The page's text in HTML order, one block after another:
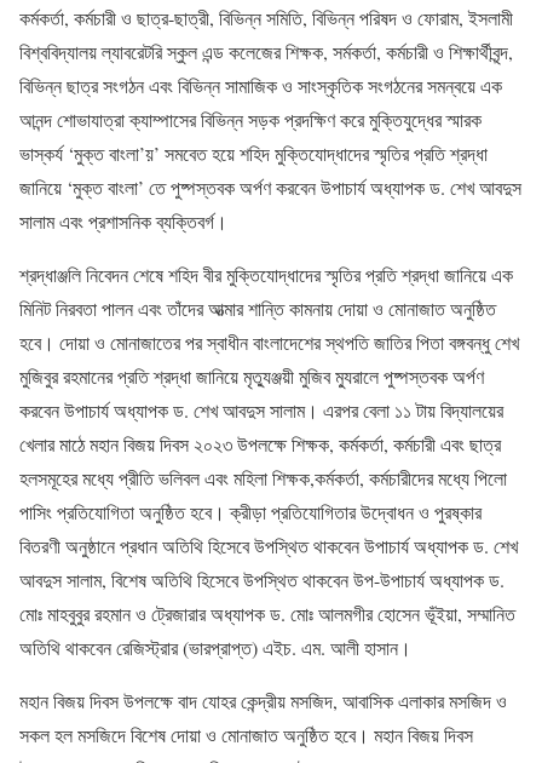
কর্মকর্তা, কর্মচারী ও ছাত্র-ছাত্রী, বিভিন্ন সমিতি, বিভিন্ন পরিষদ ও ফোরাম, ইসলামী
বিশ্ববিদ্যালয় ল্যাবরেটরি স্কুল এন্ড কলেজের শিক্ষক, সর্মকর্তা, কর্মচারী ও শিক্ষার্থীবৃন্দ,
বিভিন্ন ছাত্র সংগঠন এবং বিভিন্ন সামাজিক ও সাংস্কৃতিক সংগঠনের সমন্বয়ে এক
আনন্দ শোভাযাত্রা ক্যাম্পাসের বিভিন্ন সড়ক প্রদক্ষিণ করে মুক্তিযুদ্ধের স্মারক
ভাস্কর্য ‘মুক্ত বাংলা’য়’ সমবেত হয়ে শহিদ মুক্তিযোদ্ধাদের স্মৃতির প্রতি শ্রদ্ধা
জানিয়ে ‘মুক্ত বাংলা’ তে পুষ্পস্তবক অর্পণ করবেন উপাচার্য অধ্যাপক ড. শেখ আবদুস
সালাম এবং প্রশাসনিক ব্যক্তিবর্গ।
শ্রদ্ধাঞ্জলি নিবেদন শেষে শহিদ বীর মুক্তিযোদ্ধাদের স্মৃতির প্রতি শ্রদ্ধা জানিয়ে এক
মিনিট নিরবতা পালন এবং তাঁদের আত্মার শান্তি কামনায় দোয়া ও মোনাজাত অনুষ্ঠিত
হবে। দোয়া ও মোনাজাতের পর স্বাধীন বাংলাদেশের স্থপতি জাতির পিতা বঙ্গবন্ধু শেখ
মুজিবুর রহমানের প্রতি শ্রদ্ধা জানিয়ে মৃত্যুঞ্জয়ী মুজিব ম্যুরালে পুষ্পস্তবক অর্পণ
করবেন উপাচার্য অধ্যাপক ড. শেখ আবদুস সালাম। এরপর বেলা ১১ টায় বিদ্যালয়ের
খেলার মাঠে মহান বিজয় দিবস ২০২৩ উপলক্ষে শিক্ষক, কর্মকর্তা, কর্মচারী এবং ছাত্র
হলসমূহের মধ্যে প্রীতি ভলিবল এবং মহিলা শিক্ষক,কর্মকর্তা, কর্মচারীদের মধ্যে পিলো
পাসিং প্রতিযোগিতা অনুষ্ঠিত হবে। ক্রীড়া প্রতিযোগিতার উদ্বোধন ও পুরষ্কার
বিতরণী অনুষ্ঠানে প্রধান অতিথি হিসেবে উপস্থিত থাকবেন উপাচার্য অধ্যাপক ড. শেখ
আবদুস সালাম, বিশেষ অতিথি হিসেবে উপস্থিত থাকবেন উপ-উপাচার্য অধ্যাপক ড.
মোঃ মাহবুবুর রহমান ও ট্রেজারার অধ্যাপক ড. মোঃ আলমগীর হোসেন ভূঁইয়া, সম্মানিত
অতিথি থাকবেন রেজিস্ট্রার (ভারপ্রাপ্ত) এইচ. এম. আলী হাসান।
মহান বিজয় দিবস উপলক্ষে বাদ যোহর কেন্দ্রীয় মসজিদ, আবাসিক এলাকার মসজিদ ও
সকল হল মসজিদে বিশেষ দোয়া ও মোনাজাত অনুষ্ঠিত হবে। মহান বিজয় দিবস